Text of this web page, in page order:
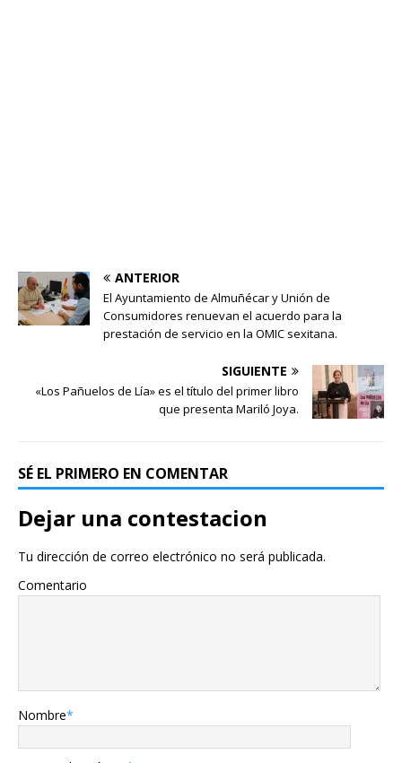
ANTERIOR
El Ayuntamiento de Almuñécar y Unión de
Consumidores renuevan el acuerdo para la
prestación de servicio en la OMIC sexitana.
SIGUIENTE
«Los Pañuelos de Lía» es el título del primer libro
que presenta Mariló Joya.
SÉ EL PRIMERO EN COMENTAR
Dejar una contestacion
Tu dirección de correo electrónico no será publicada.
Comentario
Nombre*